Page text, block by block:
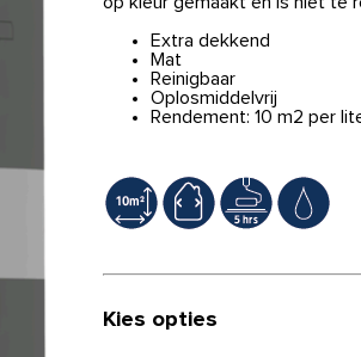
Extra dekkend
Mat
Reinigbaar
Oplosmiddelvrij
Rendement: 10 m2 per
Kies opties